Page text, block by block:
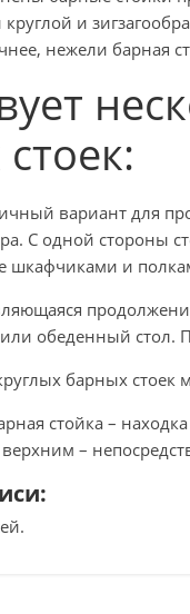
круглой и
нежели барная
вариант для
С одной стороны
шкафчиками и
обеденный стол.
барных стоек
стойка –
–